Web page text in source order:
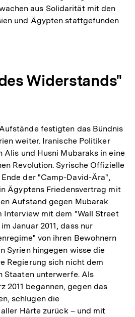
aus Solidarität mit den
und Ägypten stattgefunden
Widerstands"
festigten das Bündnis
weiter. Iranische Politiker
Alis und Husni Mubaraks in eine
Revolution. Syrische Offizielle
der "Camp-David-Ära",
Ägyptens Friedensvertrag mit
Aufstand gegen Mubarak
Interview mit dem "Wall Street
Januar 2011, dass nur
von ihren Bewohnern
Syrien hingegen wisse die
Regierung sich nicht dem
Staaten unterwerfe. Als
2011 begannen, gegen das
schlugen die
Härte zurück – und mit